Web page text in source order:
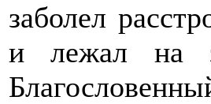
заболел
и лежал на